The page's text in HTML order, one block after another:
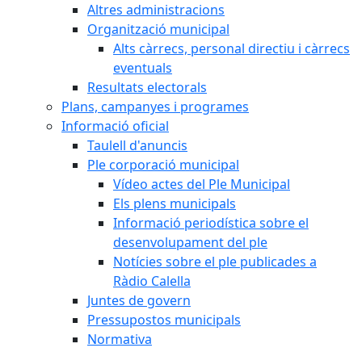
Altres administracions
Organització municipal
Alts càrrecs, personal directiu i càrrecs
eventuals
Resultats electorals
Plans, campanyes i programes
Informació oficial
Taulell d'anuncis
Ple corporació municipal
Vídeo actes del Ple Municipal
Els plens municipals
Informació periodística sobre el
desenvolupament del ple
Notícies sobre el ple publicades a
Ràdio Calella
Juntes de govern
Pressupostos municipals
Normativa